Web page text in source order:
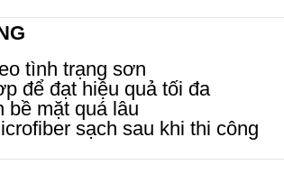
tình trạng sơn
để đạt hiệu quả tối đa
bề mặt quá lâu
sạch sau khi thi công